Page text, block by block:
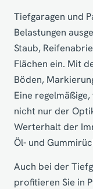
Tiefgaragen und
Belastungen
Staub,
Flächen ein. Mit
Böden,
Eine
nicht nur der
Werterhalt der
Öl- und
Auch bei der
profitieren Sie in